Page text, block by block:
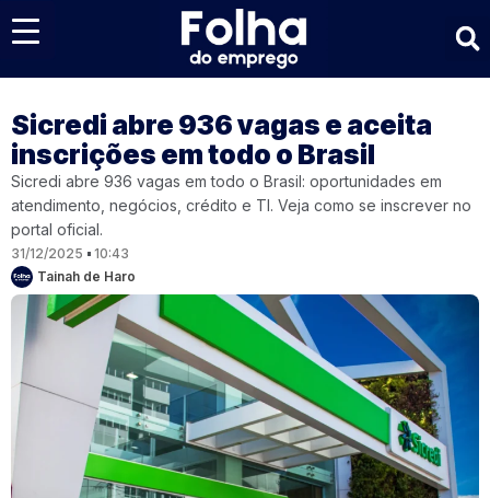
Sicredi abre 936 vagas e aceita
inscrições em todo o Brasil
Sicredi abre 936 vagas em todo o Brasil: oportunidades em
atendimento, negócios, crédito e TI. Veja como se inscrever no
portal oficial.
31/12/2025
10:43
Tainah de Haro